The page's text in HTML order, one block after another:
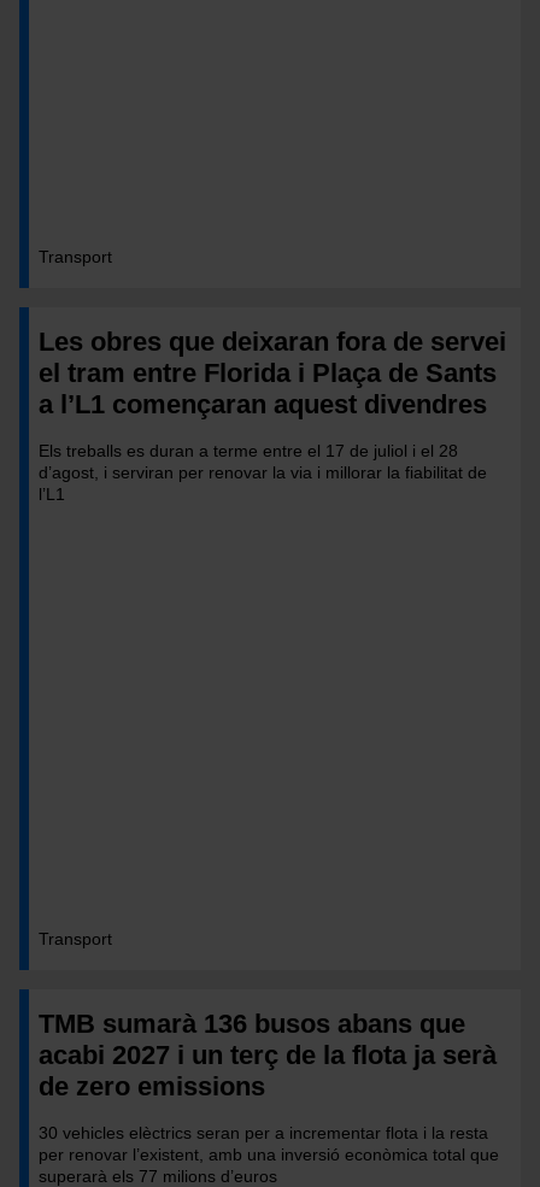
Transport
Les obres que deixaran fora de servei
el tram entre Florida i Plaça de Sants
a l’L1 començaran aquest divendres
Transport
Els treballs es duran a terme entre el 17 de juliol i el 28
d’agost, i serviran per renovar la via i millorar la fiabilitat de
l’L1
TMB sumarà 136 busos abans que
acabi 2027 i un terç de la flota ja serà
de zero emissions
30 vehicles elèctrics seran per a incrementar flota i la resta
per renovar l’existent, amb una inversió econòmica total que
superarà els 77 milions d’euros